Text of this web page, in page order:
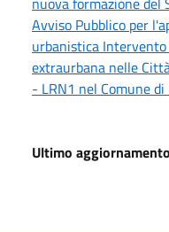
Avviso Pubblico per
urbanistica
extraurbana nelle
- LRN1 nel Comune
Ultimo aggiornamento